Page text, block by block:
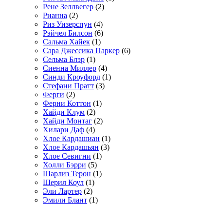
Рене Зеллвегер (2)
Рианна (2)
Риз Уизерспун (4)
Рэйчел Билсон (6)
Сальма Хайек (1)
Сара Джессика Паркер (6)
Сельма Блэр (1)
Сиенна Миллер (4)
Синди Кроуфорд (1)
Стефани Пратт (3)
Ферги (2)
Ферни Коттон (1)
Хайди Клум (2)
Хайди Монтаг (2)
Хилари Даф (4)
Хлое Кардашиан (1)
Хлое Кардашьян (3)
Хлое Севигни (1)
Холли Бэрри (5)
Шарлиз Терон (1)
Шерил Коул (1)
Эли Лартер (2)
Эмили Блант (1)